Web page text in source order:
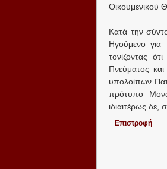
Οικουμενικού
Κατά την
Ηγούμενο για
τονίζοντας
Πνεύματος
υπολοίπων
πρότυπο
ιδιαιτέρως
Επιστροφή